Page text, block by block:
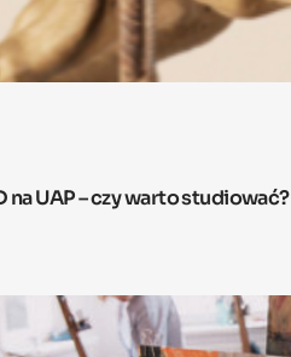
UAP – czy warto studiować?